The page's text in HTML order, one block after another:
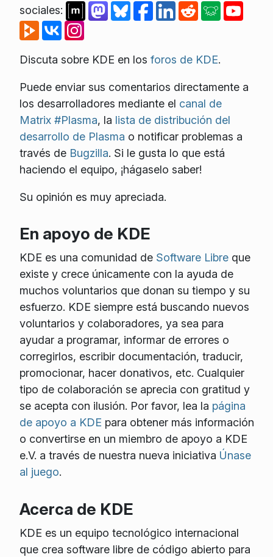
sociales:
Discuta sobre KDE en los foros de KDE.
Puede enviar sus comentarios directamente a
los desarrolladores mediante el canal de
Matrix #Plasma, la lista de distribución del
desarrollo de Plasma o notificar problemas a
través de Bugzilla. Si le gusta lo que está
haciendo el equipo, ¡hágaselo saber!
Su opinión es muy apreciada.
En apoyo de KDE
KDE es una comunidad de Software Libreque
existe y crece únicamente con la ayuda de
muchos voluntarios que donan su tiempo y su
esfuerzo. KDE siempre está buscando nuevos
voluntarios y colaboradores, ya sea para
ayudar a programar, informar de errores o
corregirlos, escribir documentación, traducir,
promocionar, hacer donativos, etc. Cualquier
tipo de colaboración se aprecia con gratitud y
se acepta con ilusión. Por favor, lea la página
de apoyo a KDE para obtener más información
o convertirse en un miembro de apoyo a KDE
e.V. a través de nuestra nueva iniciativa Únase
al juego.
Acerca de KDE
KDE es un equipo tecnológico internacional
que crea software libre de código abierto para